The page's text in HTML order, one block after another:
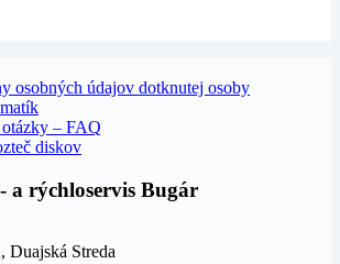
osobných údajov dotknutej osoby
– FAQ
diskov
a rýchloservis Bugár
Duajská Streda